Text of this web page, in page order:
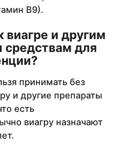
В9).
виагре и другим
для
принимать без
и другие препараты
есть
виагру назначают